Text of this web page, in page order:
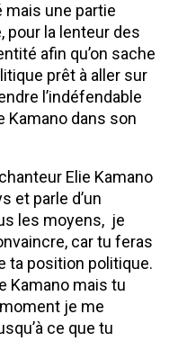
mais une partie
pour la lenteur des
afin qu’on sache
prêt à aller sur
l’indéfendable
Kamano dans son
Elie Kamano
et parle d’un
les moyens, je
car tu feras
ta position politique.
Kamano mais tu
je me
ce que tu